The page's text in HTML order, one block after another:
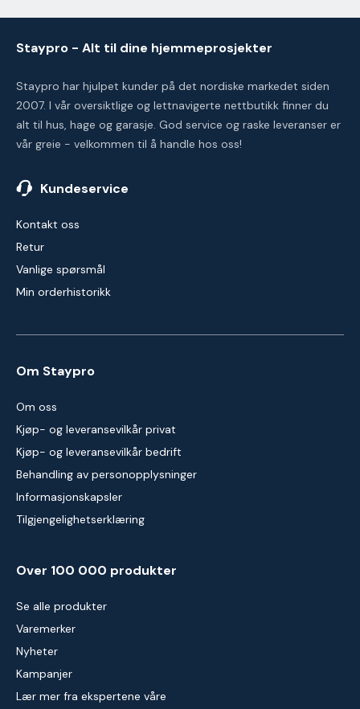
Staypro - Alt til dine hjemmeprosjekter
Staypro har hjulpet kunder på det nordiske markedet siden
2007. I vår oversiktlige og lettnavigerte nettbutikk finner du
alt til hus, hage og garasje. God service og raske leveranser er
vår greie - velkommen til å handle hos oss!
Kundeservice
Kontakt oss
Retur
Vanlige spørsmål
Min orderhistorikk
Om Staypro
Om oss
Kjøp- og leveransevilkår privat
Kjøp- og leveransevilkår bedrift
Behandling av personopplysninger
Informasjonskapsler
Tilgjengelighetserklæring
Over 100 000 produkter
Se alle produkter
Varemerker
Nyheter
Kampanjer
Lær mer fra ekspertene våre